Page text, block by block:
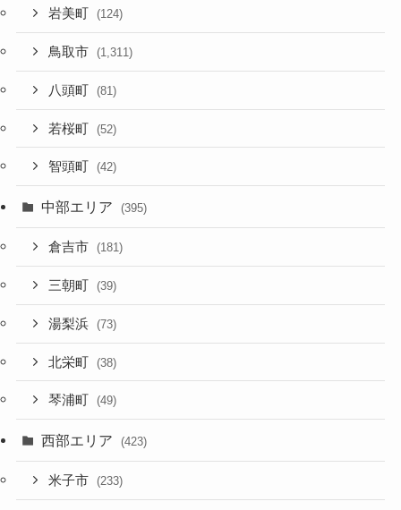
岩美町 (124)
鳥取市 (1,311)
八頭町 (81)
若桜町 (52)
智頭町 (42)
中部エリア (395)
倉吉市 (181)
三朝町 (39)
湯梨浜 (73)
北栄町 (38)
琴浦町 (49)
西部エリア (423)
米子市 (233)